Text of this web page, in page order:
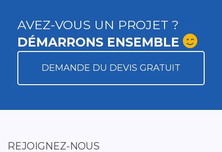
AVEZ-VOUS UN PROJET ?
DÉMARRONS ENSEMBLE
DEMANDE DU DEVIS GRATUIT
REJOIGNEZ-NOUS